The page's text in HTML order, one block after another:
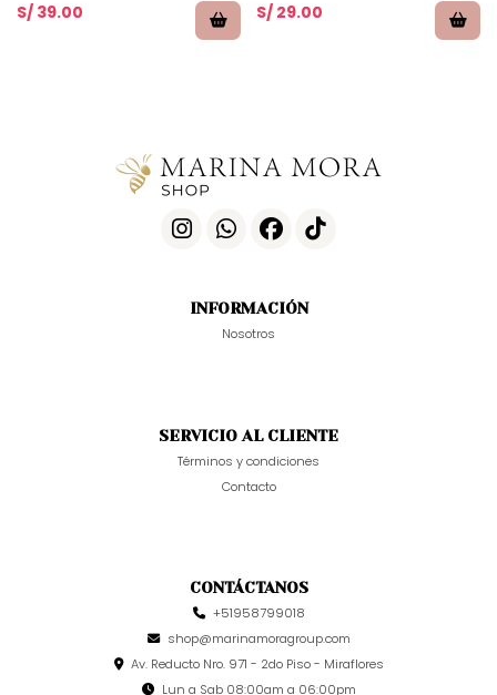
S/ 39.00
S/ 29.00
INFORMACIÓN
Nosotros
SERVICIO AL CLIENTE
Términos y condiciones
Contacto
CONTÁCTANOS
+51958799018
shop@marinamoragroup.com
Av. Reducto Nro. 971 - 2do Piso - Miraflores
Lun a Sab 08:00am a 06:00pm